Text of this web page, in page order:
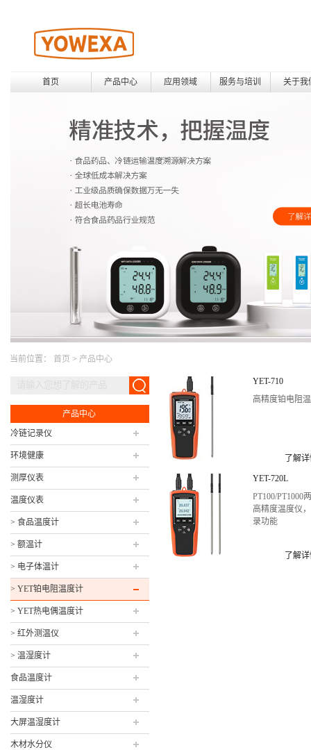
首页 产品中心 应用领域 服务与培训 关于我
当前位置： 首页 > 产品中心
产品中心
冷链记录仪
环境健康
测厚仪表
温度仪表
> 食品温度计
> 额温计
> 电子体温计
> YET铂电阻温度计
> YET热电偶温度计
> 红外测温仪
> 温湿度计
食品温度计
温湿度计
大屏温湿度计
木材水分仪
YET-710
高精度铂电阻
了解
YET-720L
PT100/PT1000
高精度温度仪
录功能
了解